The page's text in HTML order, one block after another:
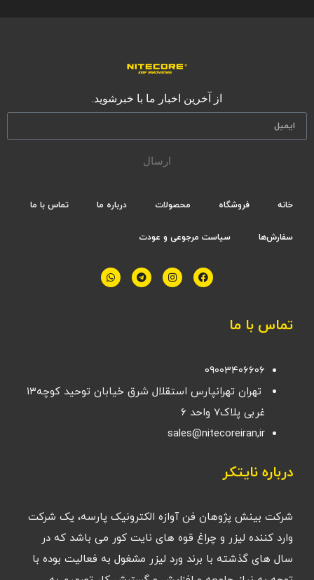
از آخرین اخبار ما با خبرشوید.
ارسال
خانه فروشگاه محصولات درباره ما تماس با ما
سفارش‌ها سیاست مرجوعی و عودت
تماس با ما
09003406606
تهران تهرانپارس استقلال شرق خیابان توحید کوچه۱۳
غربی پلاک۷ واحد ۶
sales@nitecoreiran,ir
درباره نایتکر
شرکت بینش پژوهان فن آوازه الکترونیک پارسه، یک شرکت
وارد کننده لیزر و چراغ قوه های نایت کور می باشد که در
سال های گذشته با برند ورد لیزر مشغول به فعالیت بوده با